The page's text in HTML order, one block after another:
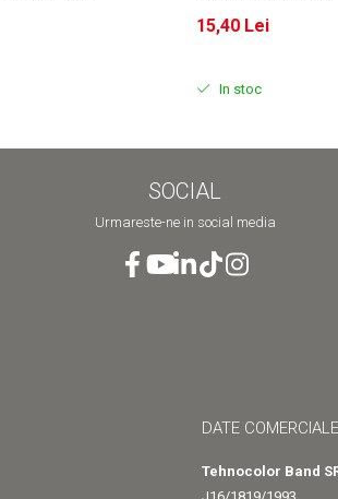
15,40 Lei
In stoc
SOCIAL
Urmareste-ne in social media
DATE COMERCIALE
Tehnocolor Band
J16/1819/1993